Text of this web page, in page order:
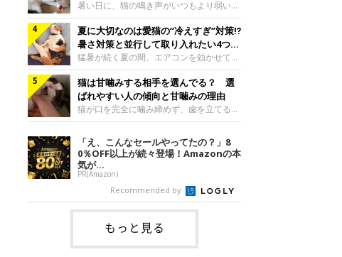
先生に伺いました。 留守中は室温が急に
上がることがあるねこのきもち投稿写真ギ
ャラリー夏の日中は、エアコンが切れると
室温が急に上昇する場合があります。猫は
自分で涼しい場所を探すのが得意ですが、
部屋全体が暑くなれ
水方法を見直したり、フードから水分を摂
らせたりする方法があります。今回は獣医
師の重本仁先生に、猫に水分を摂らせるた
めにできるためできる工夫を教えていただ
きました。ボウルの高さを愛猫の好みにね
このきもち投稿写真ギャラリー水飲みボウ
ルの高さは、猫が飲むときに頭が胃より下
にならないように設定すると飲みやすいで
しょう。首を深く折り曲げずに済むため、
関節や食道への負
暑い日に、猫の鳴き声がいつもより弱い、
かすれる、しつこく鳴くなど、ふだんと違
って聞こえることがあります。 そんなと
き、あわせてどのような様子を確認したら
よいのでしょうか。暑い日に猫の鳴き方が
変わるときの見方や注意したい体調の変化
などについて、ねこのきもち獣医師相談室
の山口みき先生に伺いました。 鳴き方の
変化だけで判断せず、全身の様子も確認し
てねこのきもち投稿写真ギャラリー猫の鳴
ように見えることがあります。 ただ、鳴
き声だけで原因を決めるのは難しく、体調
や環境の変化を
夏に大切なのは愛猫の“冷えすぎ”対策⁉
暑さ対策と並行して取り入れたい4つの
工夫
猛暑が続く夏の間、エアコンを効かせて室
内を冷やしますよね。しかし、人にとって
は快適な温度でも、猫にとっては温度が低
すぎることも。暑さ対策と並行して、冷え
すぎ対策もしっかりと行うことが大切で
す。今回は獣医師の重本仁先生に、猫の冷
ました。（1） 冷房の効いていない部屋に
行き来できるようにするねこのきもち投稿
写真ギャラリー猫が寒いと感じたときに、
冷気から逃れる「逃げ場」を用意しておき
ましょう。冷房の効いていない部屋や廊下
へも自由に行き来できるように、ドアは猫
が通れる程度に
猫は甘噛みする相手を選んでる？ 選
ばれやすい人の傾向と甘噛みの理由
猫が口を完全に噛み締めず、歯を立てる程
度に噛む“甘噛み”。遊びやスキンシップの
ときに繰り出すことがありますが、同じ家
族でも噛まれる頻度に違いがあると感じる
ことも。ねこのきもちWEB MAGAZINEで
は、飼い主さんたちにアンケートを実施
し、愛猫が甘噛みする相手を選んでいると
感じる状況を教えてもらいました。また、
ねこのきもち獣医師相談室の原駿太朗先生
には、実際に猫は甘噛みする相手を選んで
いるのか、その真相をお聞きします。約6
割の飼い主さんが「甘噛みする相手を選ん
「え、こんなセールやってたの？」8
0％OFF以上が続々登場！Amazonの本
気が...
PR(Amazon)
Recommended by
もっと見る